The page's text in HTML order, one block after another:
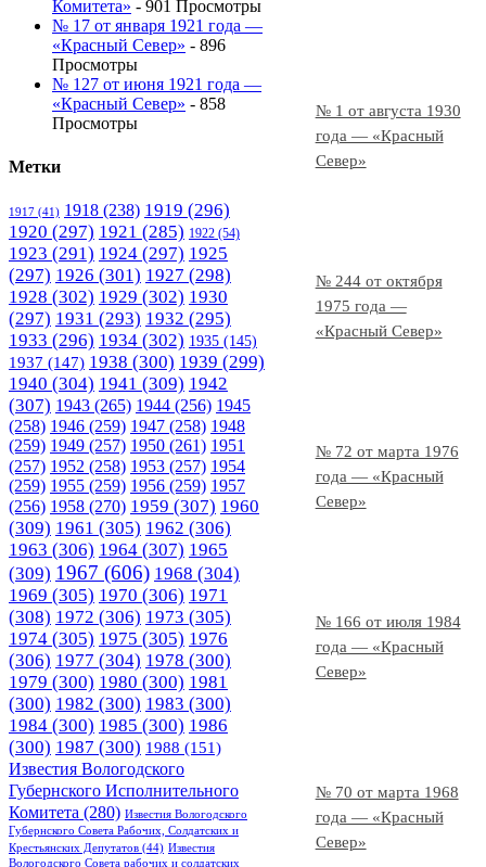
№ 1 от августа 1930
года — «Красный
Север»
№ 244 от октября
1975 года —
«Красный Север»
№ 72 от марта 1976
года — «Красный
Север»
№ 166 от июля 1984
года — «Красный
Север»
№ 70 от марта 1968
года — «Красный
Север»
Комитета» - 901 Просмотры
№ 17 от января 1921 года —
«Красный Север» - 896
Просмотры
№ 127 от июня 1921 года —
«Красный Север» - 858
Просмотры
Метки
1917 (41) 1918 (238) 1919 (296)
1920 (297) 1921 (285) 1922 (54)
1923 (291) 1924 (297) 1925
(297) 1926 (301) 1927 (298)
1928 (302) 1929 (302) 1930
(297) 1931 (293) 1932 (295)
1933 (296) 1934 (302) 1935 (145)
1937 (147) 1938 (300) 1939 (299)
1940 (304) 1941 (309) 1942
(307) 1943 (265) 1944 (256) 1945
(258) 1946 (259) 1947 (258) 1948
(259) 1949 (257) 1950 (261) 1951
(257) 1952 (258) 1953 (257) 1954
(259) 1955 (259) 1956 (259) 1957
(256) 1958 (270) 1959 (307) 1960
(309) 1961 (305) 1962 (306)
1963 (306) 1964 (307) 1965
(309) 1967 (606) 1968 (304)
1969 (305) 1970 (306) 1971
(308) 1972 (306) 1973 (305)
1974 (305) 1975 (305) 1976
(306) 1977 (304) 1978 (300)
1979 (300) 1980 (300) 1981
(300) 1982 (300) 1983 (300)
1984 (300) 1985 (300) 1986
(300) 1987 (300) 1988 (151)
Известия Вологодского
Губернского Исполнительного
Комитета (280) Известия Вологодского
Губернского Совета Рабочих, Солдатских и
Крестьянских Депутатов (44) Известия
Вологодского Совета рабочих и солдатских